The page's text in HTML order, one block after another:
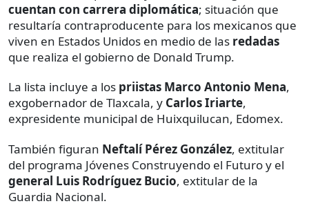
cuentan con carrera diplomática; situación que
resultaría contraproducente para los mexicanos que
viven en Estados Unidos en medio de las redadas
que realiza el gobierno de Donald Trump.
La lista incluye a los priistas Marco Antonio Mena,
exgobernador de Tlaxcala, y Carlos Iriarte,
expresidente municipal de Huixquilucan, Edomex.
También figuran Neftalí Pérez González, extitular
del programa Jóvenes Construyendo el Futuro y el
general Luis Rodríguez Bucio, extitular de la
Guardia Nacional.